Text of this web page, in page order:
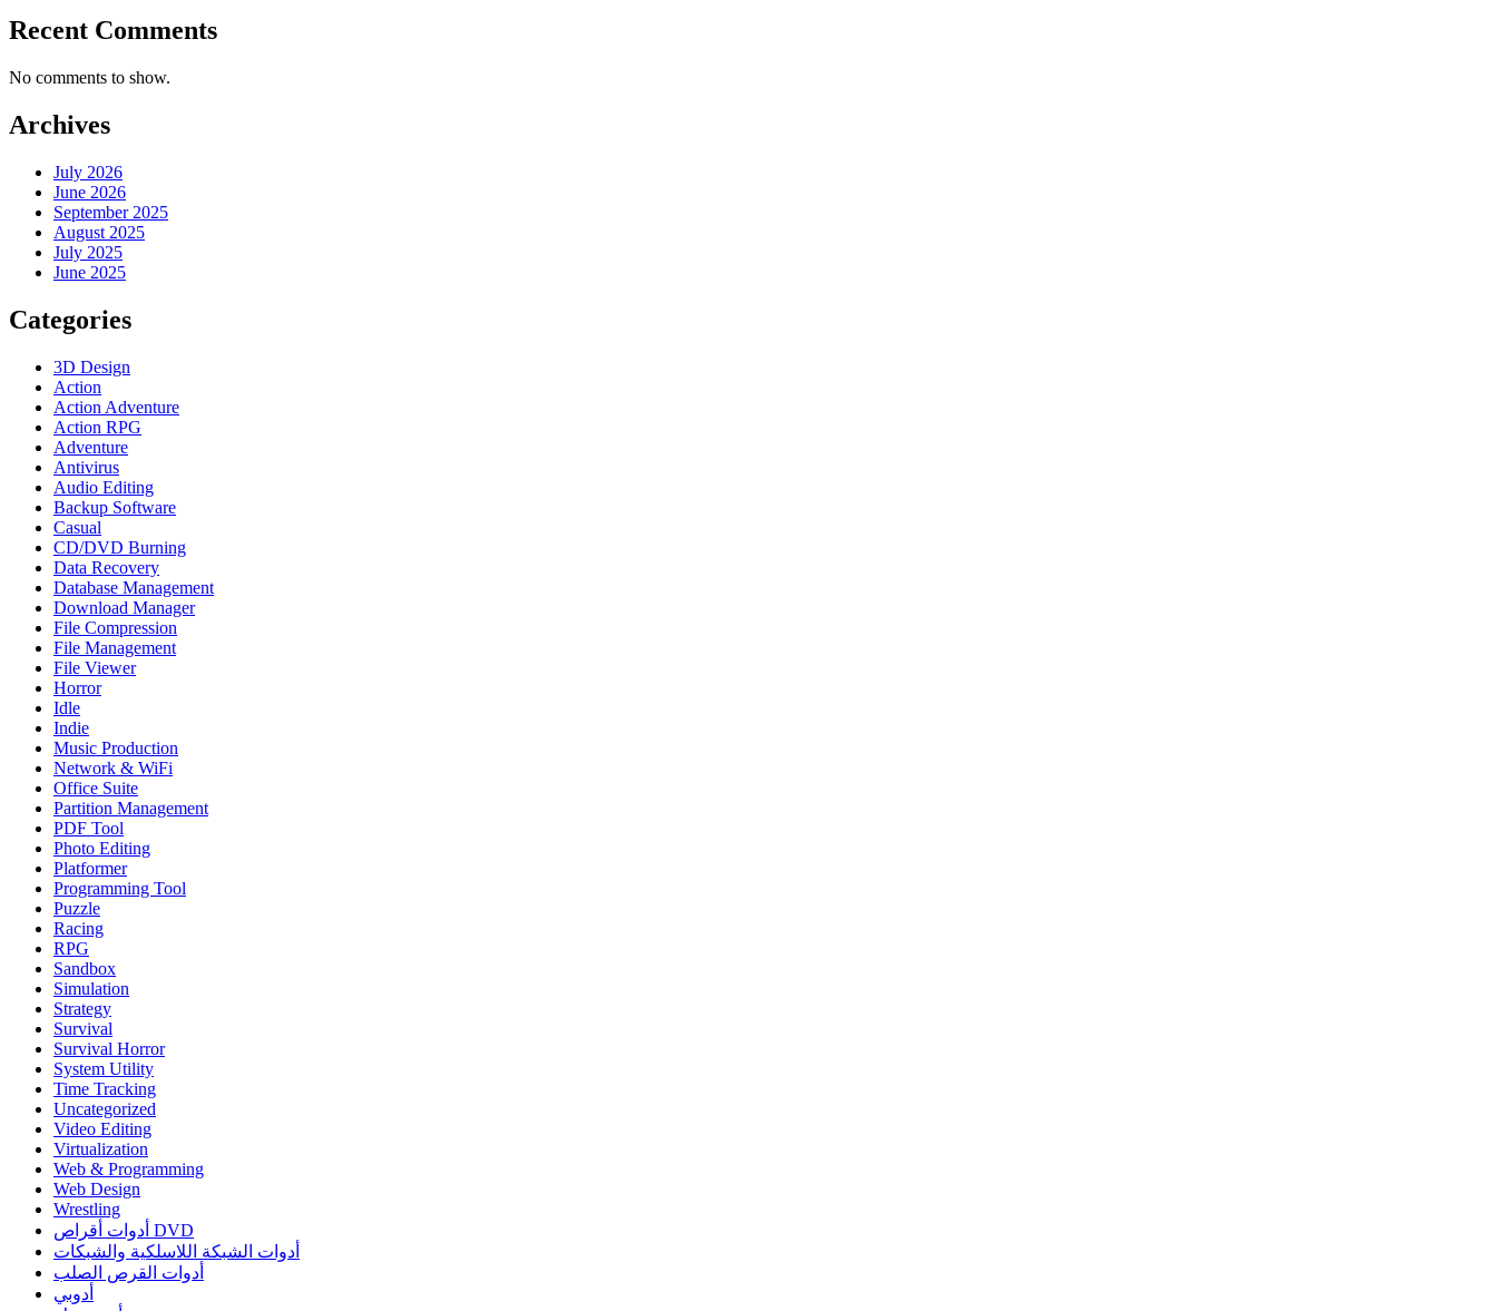
Recent Comments
No comments to show.
Archives
July 2026
June 2026
September 2025
August 2025
July 2025
June 2025
Categories
3D Design
Action
Action Adventure
Action RPG
Adventure
Antivirus
Audio Editing
Backup Software
Casual
CD/DVD Burning
Data Recovery
Database Management
Download Manager
File Compression
File Management
File Viewer
Horror
Idle
Indie
Music Production
Network & WiFi
Office Suite
Partition Management
PDF Tool
Photo Editing
Platformer
Programming Tool
Puzzle
Racing
RPG
Sandbox
Simulation
Strategy
Survival
Survival Horror
System Utility
Time Tracking
Uncategorized
Video Editing
Virtualization
Web & Programming
Web Design
Wrestling
أدوات أقراص DVD
أدوات الشبكة اللاسلكية والشبكات
أدوات القرص الصلب
أدوبي